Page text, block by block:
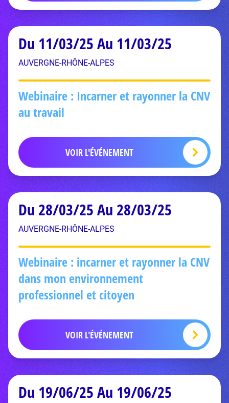
Du 11/03/25 Au 11/03/25
AUVERGNE-RHÔNE-ALPES
Webinaire : Incarner et rayonner la CNV
au travail
VOIR L'ÉVÉNEMENT
Du 28/03/25 Au 28/03/25
AUVERGNE-RHÔNE-ALPES
Webinaire : incarner et rayonner la CNV
dans mon environnement
professionnel et citoyen
VOIR L'ÉVÉNEMENT
Du 19/06/25 Au 19/06/25